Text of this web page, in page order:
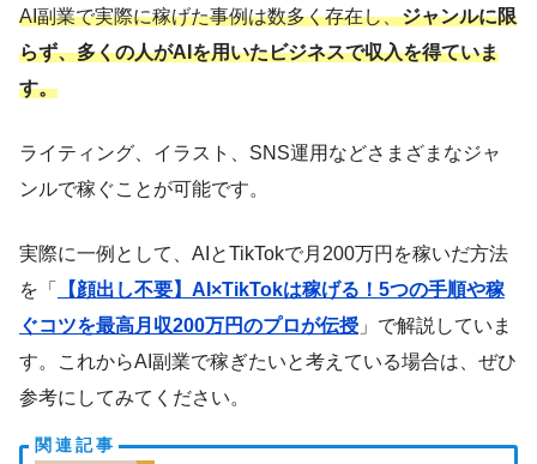
AI副業で実際に稼げた事例は数多く存在し、ジャンルに限
らず、多くの人がAIを用いたビジネスで収入を得ていま
す。
ライティング、イラスト、SNS運用などさまざまなジャ
ンルで稼ぐことが可能です。
実際に一例として、AIとTikTokで月200万円を稼いだ方法
を「
【顔出し不要】AI×TikTokは稼げる！5つの手順や稼
ぐコツを最高月収200万円のプロが伝授 」で解説していま
す。これからAI副業で稼ぎたいと考えている場合は、ぜひ
参考にしてみてください。